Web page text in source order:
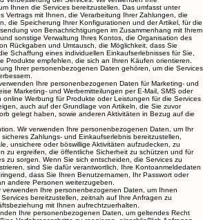
oder welche der Services Sie nutzen, können wir
folgenden Zwecke verwenden:
Verbesserung der Services. Wir verwenden Ihre
Ihnen die Services bereitzustellen. Das umfasst unter
Vertrags mit Ihnen, die Verarbeitung Ihrer Zahlungen, die
die Speicherung Ihrer Konfigurationen und der Artikel, für die
von Benachrichtigungen im Zusammenhang mit Ihrem
sonstige Verwaltung Ihres Kontos, die Organisation des
Rückgaben und Umtausch, die Möglichkeit, dass Sie
Schaffung eines individuellen Einkaufserlebnisses für Sie,
Produkte empfehlen, die sich an Ihren Käufen orientieren.
Ihrer personenbezogenen Daten gehören, um die Services
Ihre personenbezogenen Daten für Marketing- und
Marketing- und Werbemitteilungen per E-Mail, SMS oder
Werbung für Produkte oder Leistungen für die Services
auch auf der Grundlage von Artikeln, die Sie zuvor
gelegt haben, sowie anderen Aktivitäten in Bezug auf die
Wir verwenden Ihre personenbezogenen Daten, um Ihr
Zahlungs- und Einkaufserlebnis bereitzustellen,
unsichere oder böswillige Aktivitäten aufzudecken, zu
zu ergreifen, die öffentliche Sicherheit zu schützen und für
zu sorgen. Wenn Sie sich entscheiden, die Services zu
sind Sie dafür verantwortlich, Ihre Kontoanmeldedaten
dass Sie Ihren Benutzernamen, Ihr Passwort oder
andere Personen weiterzugeben.
verwenden Ihre personenbezogenen Daten, um Ihnen